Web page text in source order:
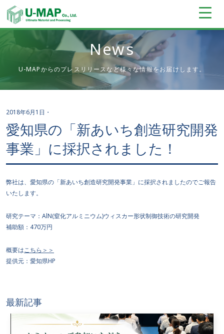
News
U-MAPからのプレスリリースなど様々な情報をお届けします。
2018年6月1日 ・
愛知県の「新あいち創造研究開発
事業」に採択されました！
弊社は、愛知県の「新あいち創造研究開発事業」に採択されましたのでご報告
いたします。
研究テーマ：AlN(窒化アルミニウム)ウィスカー形状制御技術の研究開発
補助額：470万円
概要はこちら＞＞
提供元：愛知県HP
最新記事